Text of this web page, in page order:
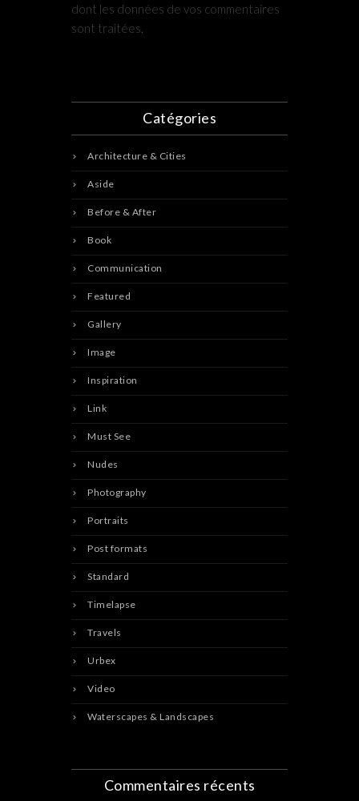
dont les données de vos commentaires
sont traitées.
Catégories
Architecture & Cities
Aside
Before & After
Book
Communication
Featured
Gallery
Image
Inspiration
Link
Must See
Nudes
Photography
Portraits
Post formats
Standard
Timelapse
Travels
Urbex
Video
Waterscapes & Landscapes
Commentaires récents